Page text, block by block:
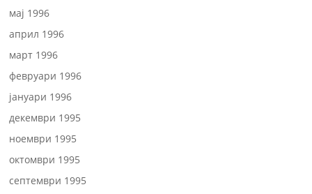
мај 1996
април 1996
март 1996
февруари 1996
јануари 1996
декември 1995
ноември 1995
октомври 1995
септември 1995